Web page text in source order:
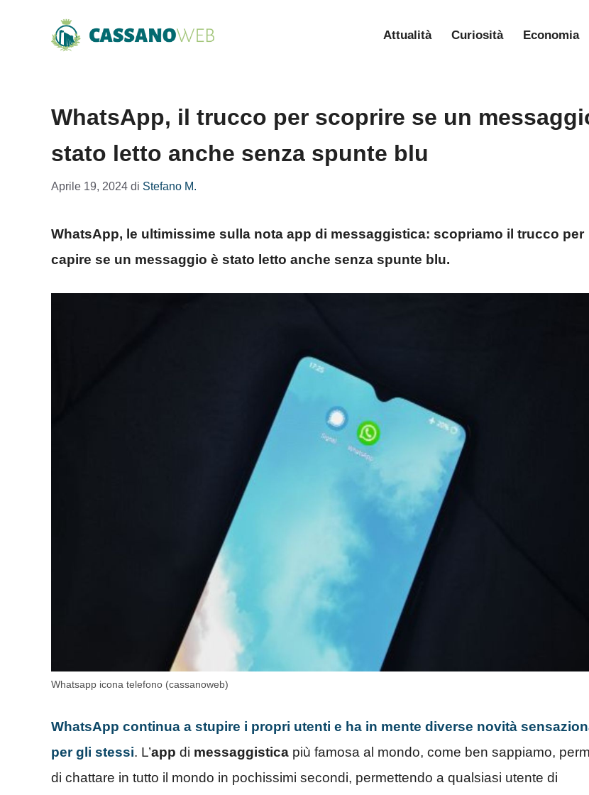
Attualità Curiosità Economia
WhatsApp, il trucco per scoprire se un
stato letto anche senza spunte blu
Aprile 19, 2024 di Stefano M.
WhatsApp, le ultimissime sulla nota app di messaggistica: scopriamo il trucco per
capire se un messaggio è stato letto anche senza spunte blu.
Whatsapp icona telefono (cassanoweb)
WhatsApp continua a stupire i propri utenti e ha in mente diverse novità
per gli stessi. L’app di messaggistica più famosa al mondo, come ben sappiamo,
di chattare in tutto il mondo in pochissimi secondi, permettendo a qualsiasi utente di